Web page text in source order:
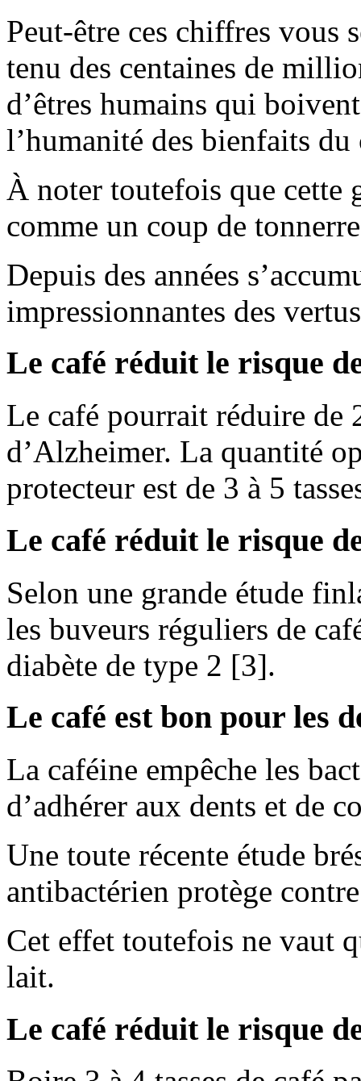
Peut-être ces chiffres vous
tenu des centaines de
d’êtres humains qui
l’humanité des bienfaits
À noter toutefois que cette
comme un coup de
Depuis des années
impressionnantes des
Le café réduit le risque
Le café pourrait réduire de
d’Alzheimer. La quantité
protecteur est de 3 à 5
Le café réduit le risque
Selon une grande étude
les buveurs réguliers de
diabète de type 2 [3].
Le café est bon pour les
La caféine empêche les
d’adhérer aux dents et de
Une toute récente étude
antibactérien protège
Cet effet toutefois ne vaut
lait.
Le café réduit le risque